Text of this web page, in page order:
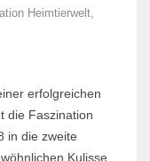
Heimtierwelt,
erfolgreichen
die Faszination
in die zweite
Kulisse